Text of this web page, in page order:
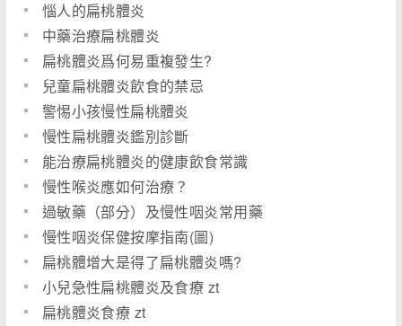
惱人的扁桃體炎
中藥治療扁桃體炎
扁桃體炎爲何易重複發生?
兒童扁桃體炎飲食的禁忌
警惕小孩慢性扁桃體炎
慢性扁桃體炎鑑別診斷
能治療扁桃體炎的健康飲食常識
慢性喉炎應如何治療？
過敏藥（部分）及慢性咽炎常用藥
慢性咽炎保健按摩指南(圖)
扁桃體增大是得了扁桃體炎嗎?
小兒急性扁桃體炎及食療 zt
扁桃體炎食療 zt